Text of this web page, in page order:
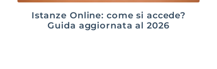
Istanze Online: come si accede?
Guida aggiornata al 2026